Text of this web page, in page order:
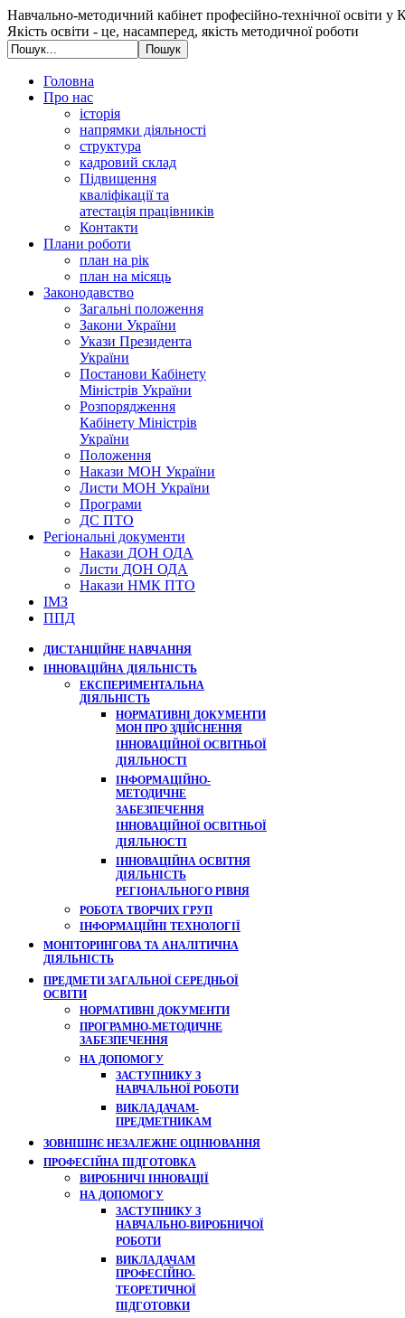
Навчально-методичний кабінет професійно-технічної освіти у
Якість освіти - це, насамперед, якість методичної роботи
Головна
Про нас
історія
напрямки діяльності
структура
кадровий склад
Підвищення
кваліфікації та
атестація працівників
Контакти
Плани роботи
план на рік
план на місяць
Законодавство
Загальні положення
Закони України
Укази Президента
України
Постанови Кабінету
Міністрів України
Розпорядження
Кабінету Міністрів
України
Положення
Накази МОН України
Листи МОН України
Програми
ДС ПТО
Регіональні документи
Накази ДОН ОДА
Листи ДОН ОДА
Накази НМК ПТО
ІМЗ
ППД
ДИСТАНЦІЙНЕ НАВЧАННЯ
ІННОВАЦІЙНА ДІЯЛЬНІСТЬ
ЕКСПЕРИМЕНТАЛЬНА
ДІЯЛЬНІСТЬ
НОРМАТИВНІ ДОКУМЕНТИ
МОН ПРО ЗДІЙСНЕННЯ
ІННОВАЦІЙНОЇ ОСВІТНЬОЇ
ДІЯЛЬНОСТІ
ІНФОРМАЦІЙНО-
МЕТОДИЧНЕ
ЗАБЕЗПЕЧЕННЯ
ІННОВАЦІЙНОЇ ОСВІТНЬОЇ
ДІЯЛЬНОСТІ
ІННОВАЦІЙНА ОСВІТНЯ
ДІЯЛЬНІСТЬ
РЕГІОНАЛЬНОГО РІВНЯ
РОБОТА ТВОРЧИХ ГРУП
ІНФОРМАЦІЙНІ ТЕХНОЛОГІЇ
МОНІТОРИНГОВА ТА АНАЛІТИЧНА
ДІЯЛЬНІСТЬ
ПРЕДМЕТИ ЗАГАЛЬНОЇ СЕРЕДНЬОЇ
ОСВІТИ
НОРМАТИВНІ ДОКУМЕНТИ
ПРОГРАМНО-МЕТОДИЧНЕ
ЗАБЕЗПЕЧЕННЯ
НА ДОПОМОГУ
ЗАСТУПНИКУ З
НАВЧАЛЬНОЇ РОБОТИ
ВИКЛАДАЧАМ-
ПРЕДМЕТНИКАМ
ЗОВНІШНЄ НЕЗАЛЕЖНЕ ОЦІНЮВАННЯ
ПРОФЕСІЙНА ПІДГОТОВКА
ВИРОБНИЧІ ІННОВАЦІЇ
НА ДОПОМОГУ
ЗАСТУПНИКУ З
НАВЧАЛЬНО-ВИРОБНИЧОЇ
РОБОТИ
ВИКЛАДАЧАМ
ПРОФЕСІЙНО-
ТЕОРЕТИЧНОЇ
ПІДГОТОВКИ